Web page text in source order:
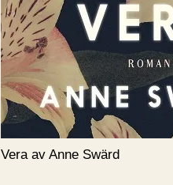
Vera av Anne Swärd